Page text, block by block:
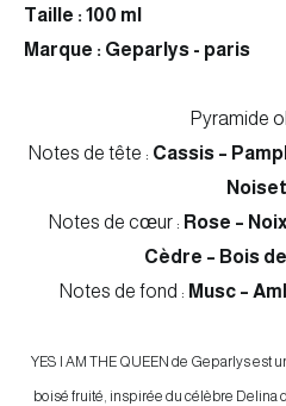
Taille : 100 ml
Marque : Geparlys - paris
Pyramide
Notes de tête : Cassis –
Notes de cœur : Rose –
Cèdre – Bois
Notes de fond : Musc –
YES I AM THE QUEEN de Geparlys est
boisé fruité, inspirée du célèbre Delina